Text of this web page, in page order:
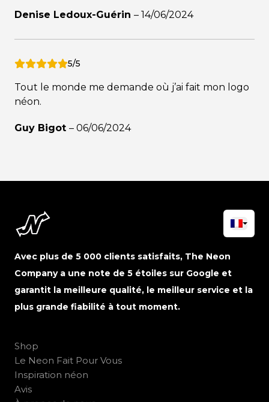
Denise Ledoux-Guérin – 14/06/2024
5/5
Tout le monde me demande où j’ai fait mon logo
néon.
Guy Bigot – 06/06/2024
Avec plus de 5 000 clients satisfaits, The Neon
Company a une note de 5 étoiles sur Google et
garantit la meilleure qualité, le meilleur service et la
plus grande fiabilité à tout moment.
Shop
Le Neon Fait Pour Vous
Inspiration néon
Avis